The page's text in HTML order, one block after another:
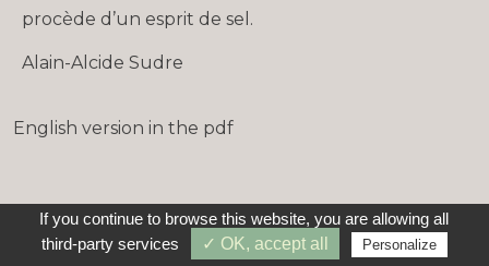
procède d’un esprit de sel.
Alain-Alcide Sudre
English version in the pdf
If you continue to browse this website, you are allowing all
third-party services
✓ OK, accept all Personalize